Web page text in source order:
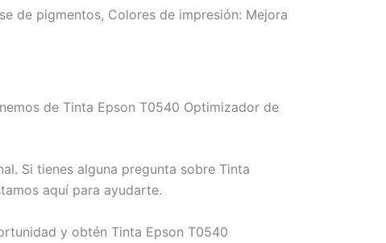
de pigmentos, Colores de impresión: Mejora
de Tinta Epson T0540 Optimizador de
Si tienes alguna pregunta sobre Tinta
aquí para ayudarte.
y obtén Tinta Epson T0540